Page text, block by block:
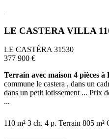
LE CASTERA VILLA
LE CASTÉRA 31530
377 900 €
Terrain avec maison 4 pièces à
commune le castera , dans un
dans un petit lotissement ... Prix
...
110 m² 3 ch. 4 p. Terrain 805 m²